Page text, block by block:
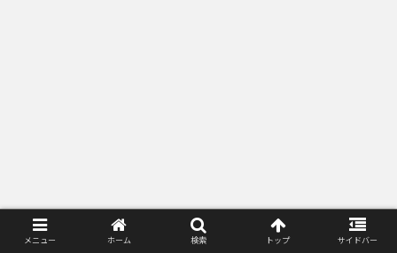
メニュー ホーム 検索 トップ サイドバー